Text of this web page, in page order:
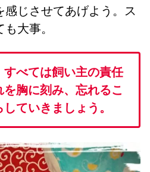
感じさせてあげよう。ス
大事。
すべては飼い主の責任
を胸に刻み、忘れるこ
ていきましょう。